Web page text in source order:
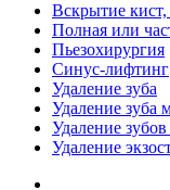
Вскрытие
Полная или
Пьезохирургия
Синус-лифтинг
Удаление зуба
Удаление зуба
Удаление
Удаление